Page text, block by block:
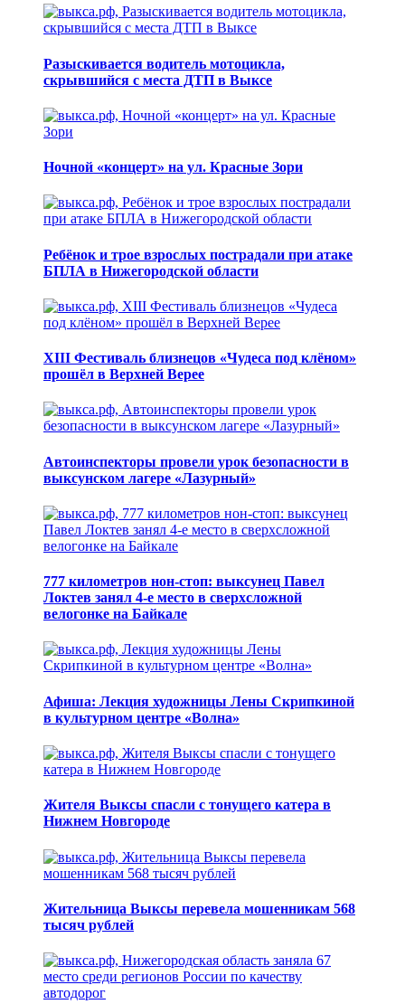
Разыскивается водитель мотоцикла,
скрывшийся с места ДТП в Выксе
Ночной «концерт» на ул. Красные Зори
Ребёнок и трое взрослых пострадали при атаке
БПЛА в Нижегородской области
XIII Фестиваль близнецов «Чудеса под клёном»
прошёл в Верхней Верее
Автоинспекторы провели урок безопасности в
выксунском лагере «Лазурный»
777 километров нон-стоп: выксунец Павел
Локтев занял 4-е место в сверхсложной
велогонке на Байкале
Афиша: Лекция художницы Лены Скрипкиной
в культурном центре «Волна»
Жителя Выксы спасли с тонущего катера в
Нижнем Новгороде
Жительница Выксы перевела мошенникам 568
тысяч рублей